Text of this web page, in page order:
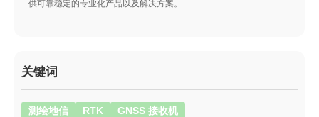
供可靠稳定的专业化产品以及解决方案。
关键词
测绘地信 RTK GNSS 接收机